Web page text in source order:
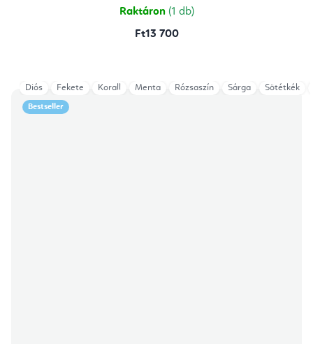
csillag.
Raktáron (1 db)
Ft13 700
Bestseller
Diós Fekete Korall Menta Rózsaszín Sárga Sötétkék